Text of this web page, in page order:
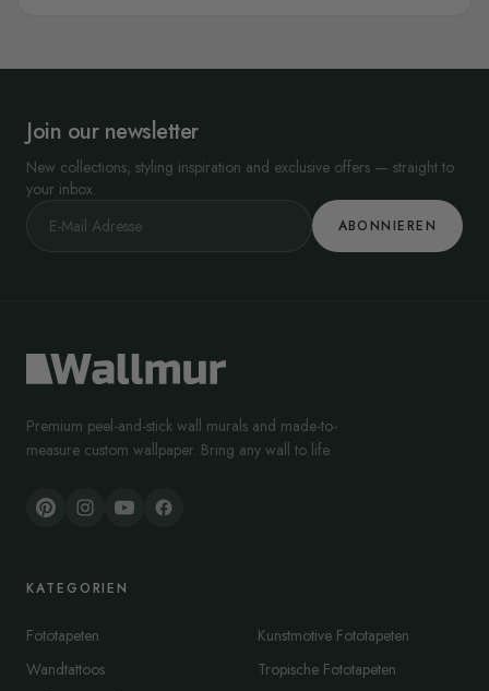
Join our newsletter
New collections, styling inspiration and exclusive offers — straight to
your inbox.
ABONNIEREN
Premium peel-and-stick wall murals and made-to-
measure custom wallpaper. Bring any wall to life.
KATEGORIEN
Fototapeten
Wandtattoos
Kunstmotive Fototapeten
Tropische Fototapeten